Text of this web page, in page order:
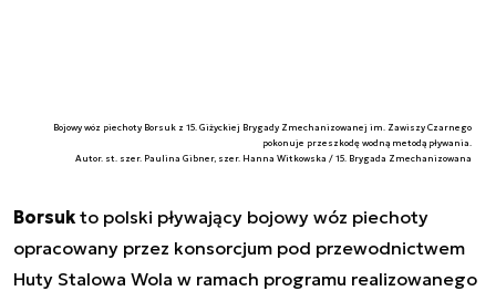
Bojowy wóz piechoty Borsuk z 15. Giżyckiej Brygady Zmechanizowanej im. Zawiszy Czarnego
pokonuje przeszkodę wodną metodą pływania.
Autor. st. szer. Paulina Gibner, szer. Hanna Witkowska / 15. Brygada Zmechanizowana
Borsuk to polski pływający bojowy wóz piechoty
opracowany przez konsorcjum pod przewodnictwem
Huty Stalowa Wola w ramach programu realizowanego